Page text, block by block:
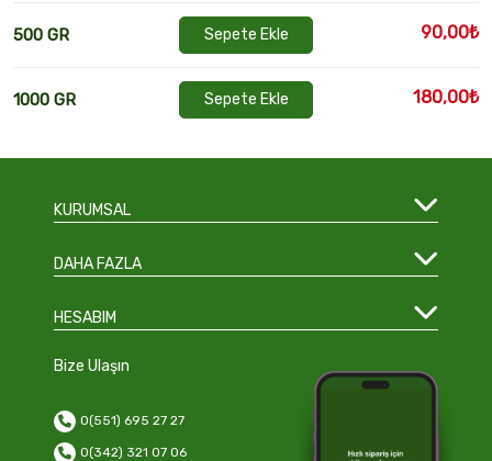
500 GR Sepete Ekle 90,00₺
1000 GR Sepete Ekle 180,00₺
KURUMSAL
DAHA FAZLA
HESABIM
Bize Ulaşın
0(551) 695 27 27
0(342) 321 07 06